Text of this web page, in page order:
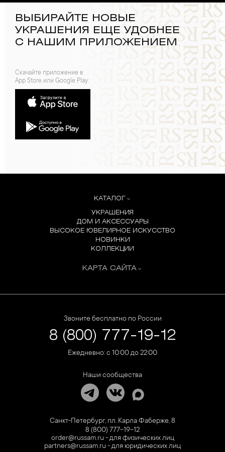
ВЫБИРАЙТЕ НОВЫЕ
УКРАШЕНИЯ ЕЩЕ УДОБНЕЕ
С НАШИМ ПРИЛОЖЕНИЕМ
Скачайте приложение в
App Store или Google Play:
КАТАЛОГ
УКРАШЕНИЯ
ДОМ И АКСЕССУАРЫ
ВЫСОКОЕ ЮВЕЛИРНОЕ ИСКУССТВО
НОВИНКИ
КОЛЛЕКЦИИ
КАРТА САЙТА
Звоните бесплатно по России
8 (800) 777-19-12
Ежедневно: с 10:00 до 22:00
Наши сообщества
Санкт-Петербург, пл. Карла Фаберже, 8
8 (800) 777-19-12
order@russam.ru - для физических лиц
partners@russam.ru - для юридических лиц